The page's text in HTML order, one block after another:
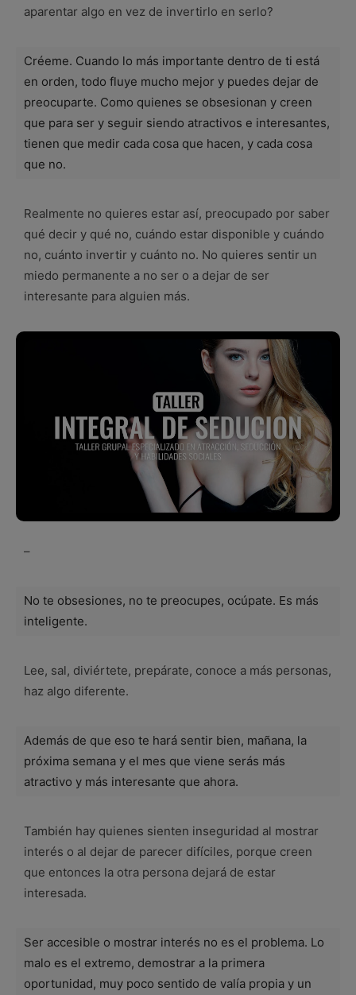
aparentar algo en vez de invertirlo en serlo?
Créeme. Cuando lo más importante dentro de ti está
en orden, todo fluye mucho mejor y puedes dejar de
preocuparte. Como quienes se obsesionan y creen
que para ser y seguir siendo atractivos e interesantes,
tienen que medir cada cosa que hacen, y cada cosa
que no.
Realmente no quieres estar así, preocupado por saber
qué decir y qué no, cuándo estar disponible y cuándo
no, cuánto invertir y cuánto no. No quieres sentir un
miedo permanente a no ser o a dejar de ser
interesante para alguien más.
–
No te obsesiones, no te preocupes, ocúpate. Es más
inteligente.
Lee, sal, diviértete, prepárate, conoce a más personas,
haz algo diferente.
Además de que eso te hará sentir bien, mañana, la
próxima semana y el mes que viene serás más
atractivo y más interesante que ahora.
También hay quienes sienten inseguridad al mostrar
interés o al dejar de parecer difíciles, porque creen
que entonces la otra persona dejará de estar
interesada.
Ser accesible o mostrar interés no es el problema. Lo
malo es el extremo, demostrar a la primera
oportunidad, muy poco sentido de valía propia y un